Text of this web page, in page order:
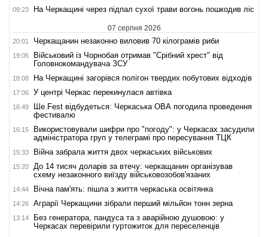
09:23 На Черкащині через підпал сухої трави вогонь пошкодив ліс
07 серпня 2026
20:01 Черкащанин незаконно виловив 70 кілограмів риби
19:05
Військовий із Чорнобая отримав "Срібний хрест" від
Головнокомандувача ЗСУ
18:08 На Черкащині загорівся полігон твердих побутових відходів
17:06 У центрі Черкас перекинулася автівка
16:49
Ше.Fest відбудеться: Черкаська ОВА погодила проведення
фестивалю
16:15
Використовували шифри про "погоду": у Черкасах засудили
адміністратора груп у телеграмі про пересування ТЦК
15:33 Війна забрала життя двох черкаських військових
15:20
До 14 тисяч доларів за втечу: черкащанин організував
схему незаконного виїзду військовозобов'язаних
14:44 Вічна пам'ять: пішла з життя черкаська освітянка
14:26 Аграрії Черкащини зібрали перший мільйон тонн зерна
13:14
Без генератора, пандуса та з аварійною душовою: у
Черкасах перевірили гуртожиток для переселенців